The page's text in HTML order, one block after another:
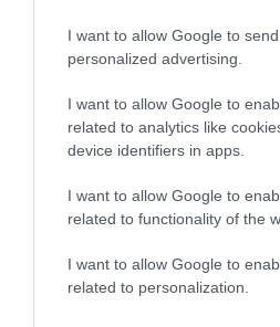
I want to allow Google to
personalized advertising.
I want to allow Google to
related to analytics like
device identifiers in apps.
I want to allow Google to
related to functionality of the
I want to allow Google to
related to personalization.
Arra a kérdésre, hogy mit
Azt, hogy
körül
Károly és
nem